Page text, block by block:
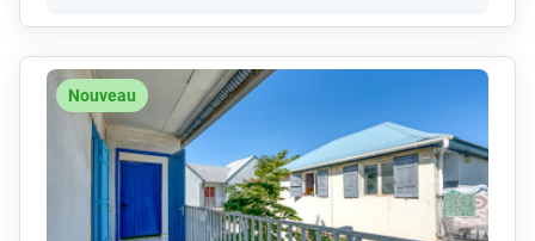
Nouveau